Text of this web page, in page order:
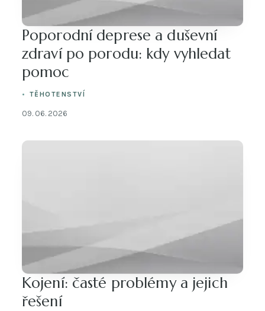
Poporodní deprese a duševní
zdraví po porodu: kdy vyhledat
pomoc
TĚHOTENSTVÍ
09. 06. 2026
Kojení: časté problémy a jejich
řešení